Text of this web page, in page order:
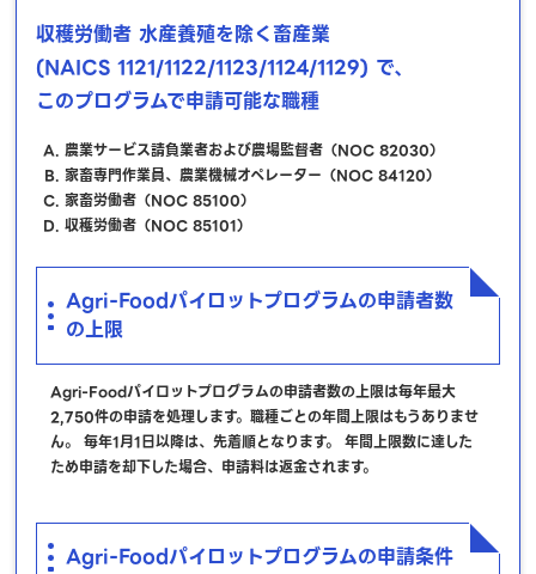
収穫労働者 水産養殖を除く畜産業
(NAICS 1121/1122/1123/1124/1129) で、
このプログラムで申請可能な職種
農業サービス請負業者および農場監督者（NOC 82030）
家畜専門作業員、農業機械オペレーター（NOC 84120）
家畜労働者（NOC 85100）
収穫労働者（NOC 85101）
Agri-Foodパイロットプログラムの申請者数
の上限
Agri-Foodパイロットプログラムの申請者数の上限は毎年最大
2,750件の申請を処理します。職種ごとの年間上限はもうありませ
ん。 毎年1月1日以降は、先着順となります。 年間上限数に達した
ため申請を却下した場合、申請料は返金されます。
Agri-Foodパイロットプログラムの申請条件